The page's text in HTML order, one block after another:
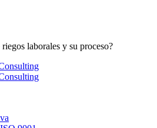
laborales y su proceso?